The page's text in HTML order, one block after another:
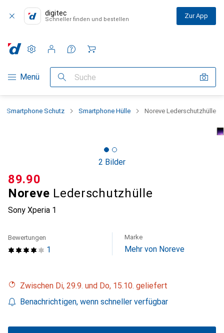
digitec
Schneller finden und bestellen Zur App
Navigation nach Kategorien
Menü Suche
Einstellungen
Kundenkonto
Vergleichslisten
Merklisten
Warenkorb
Smartphone Schutz Smartphone Hülle Noreve Lederschutzhülle
2 Bilder
Noreve Lederschutzhülle
Sony Xperia 1
CHF
89.90
1
Bewertungen Marke
Mehr von Noreve
Zwischen Di, 29.9. und Do, 15.10. geliefert
Benachrichtigen, wenn schneller verfügbar